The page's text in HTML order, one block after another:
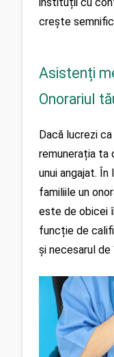
crește
Asistenți
Onorariul
Dacă lucrezi
remunerația ta
unui angajat.
familiile un
este de obicei
funcție de
și necesarul de